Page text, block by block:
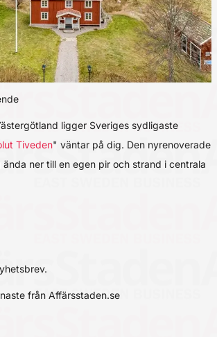
ligger Sveriges sydligaste
Tiveden" väntar på dig. Den nyrenoverade
ner till en egen pir och strand i centrala
från Affärsstaden.se